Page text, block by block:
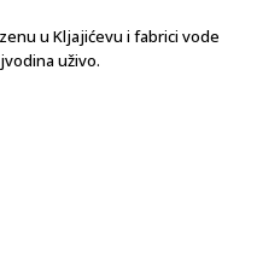
u Kljajićevu i fabrici vode
uživo.